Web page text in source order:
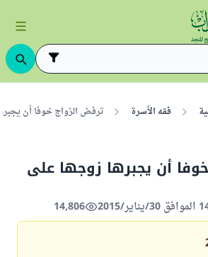
فقه الأسرة ترفض الزواج خوفا أن
أن يجبرها زوجها على
14,806